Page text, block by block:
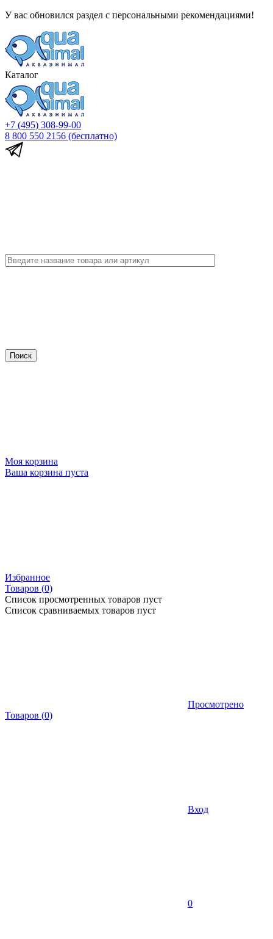
У вас обновился раздел с персональными рекомендациями!
Каталог
+7 (495) 308-99-00
8 800 550 2156 (бесплатно)
Моя корзина
Ваша корзина пуста
Избранное
Товаров (0)
Список просмотренных товаров пуст
Список сравниваемых товаров пуст
Просмотрено
Товаров (0)
Вход
0